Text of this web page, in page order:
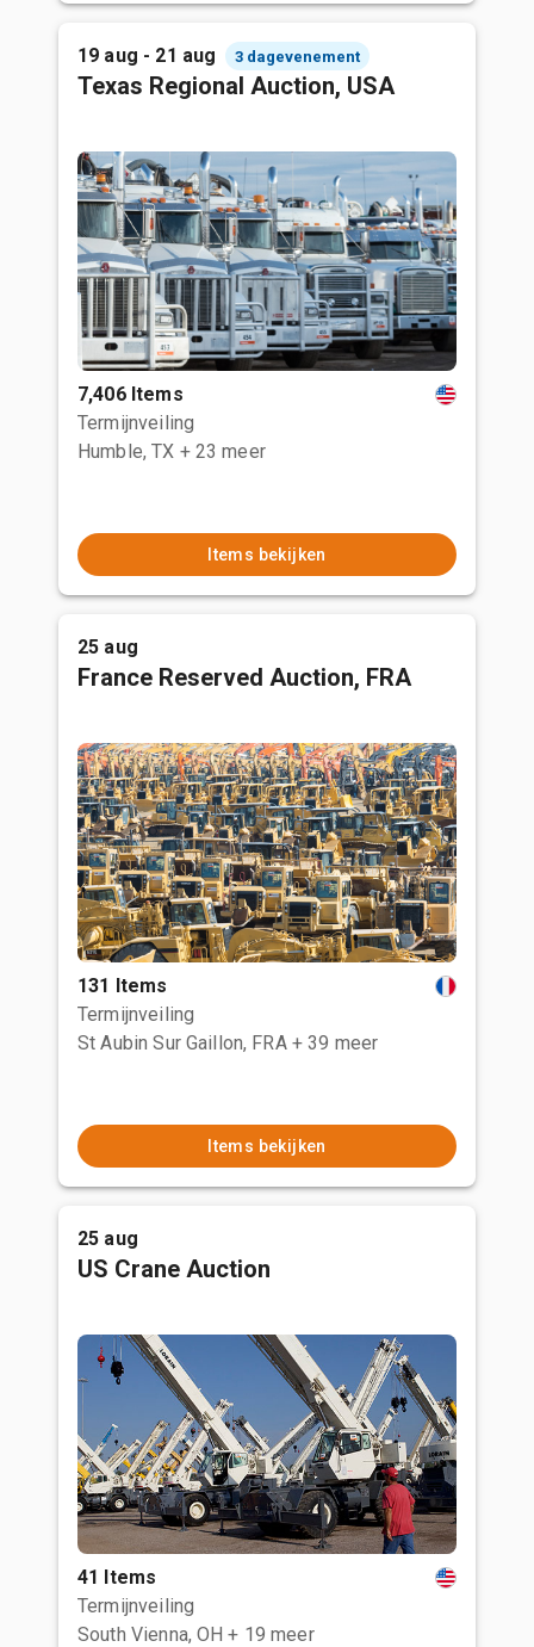
19 aug - 21 aug 3 dagevenement
Texas Regional Auction, USA
7,406 Items
Termijnveiling
Humble, TX + 23 meer
Items bekijken
25 aug
France Reserved Auction, FRA
131 Items
Termijnveiling
St Aubin Sur Gaillon, FRA + 39 meer
Items bekijken
25 aug
US Crane Auction
41 Items
Termijnveiling
South Vienna, OH + 19 meer